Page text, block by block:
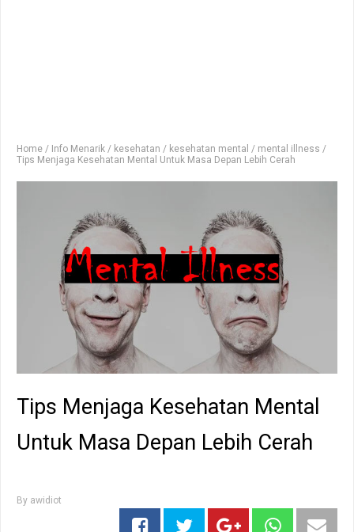
Home / Info Menarik / kesehatan / kesehatan mental / mental illness /
Tips Menjaga Kesehatan Mental Untuk Masa Depan Lebih Cerah
Tips Menjaga Kesehatan Mental
Untuk Masa Depan Lebih Cerah
By awidiot